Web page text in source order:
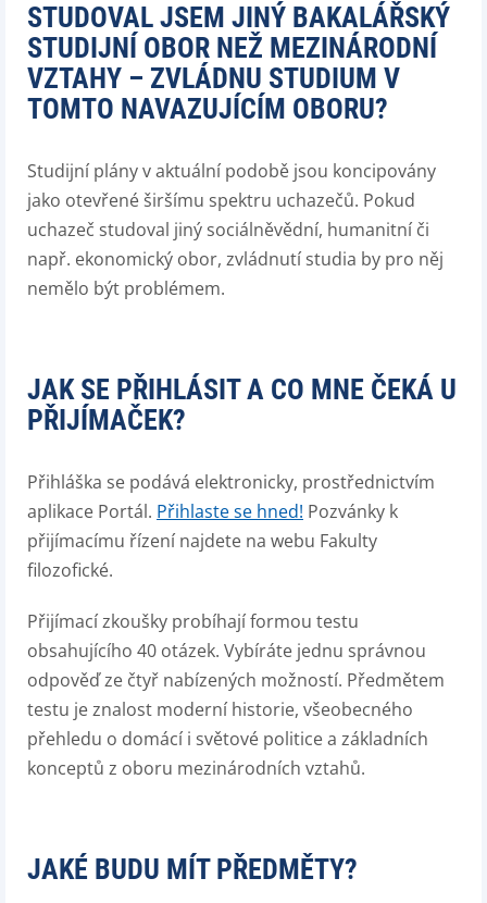
STUDOVAL JSEM JINÝ BAKALÁŘSKÝ
STUDIJNÍ OBOR NEŽ MEZINÁRODNÍ
VZTAHY – ZVLÁDNU STUDIUM V
TOMTO NAVAZUJÍCÍM OBORU?
Studijní plány v aktuální podobě jsou koncipovány
jako otevřené širšímu spektru uchazečů. Pokud
uchazeč studoval jiný sociálněvědní, humanitní či
např. ekonomický obor, zvládnutí studia by pro něj
nemělo být problémem.
JAK SE PŘIHLÁSIT A CO MNE ČEKÁ U
PŘIJÍMAČEK?
Přihláška se podává elektronicky, prostřednictvím
aplikace Portál. Přihlaste se hned! Pozvánky k
přijímacímu řízení najdete na webu Fakulty
filozofické.
Přijímací zkoušky probíhají formou testu
obsahujícího 40 otázek. Vybíráte jednu správnou
odpověď ze čtyř nabízených možností. Předmětem
testu je znalost moderní historie, všeobecného
přehledu o domácí i světové politice a základních
konceptů z oboru mezinárodních vztahů.
JAKÉ BUDU MÍT PŘEDMĚTY?